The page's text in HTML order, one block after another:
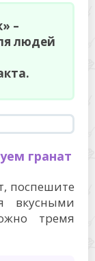
–
людей
гранат
поспешите
вкусными
тремя